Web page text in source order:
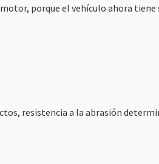
porque el vehículo ahora
resistencia a la abrasión